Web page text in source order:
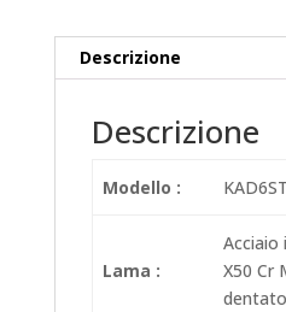
Descrizione
Descrizione
Modello :
Lama :
Acciaio
X50 Cr
dentato